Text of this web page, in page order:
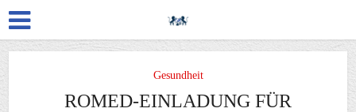
Gesundheit
ROMED-EINLADUNG FÜR